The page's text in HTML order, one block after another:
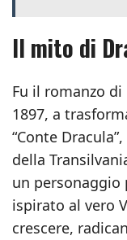
Il mito di
Fu il romanzo
1897, a
“Conte
della
un
ispirato al vero
crescere,